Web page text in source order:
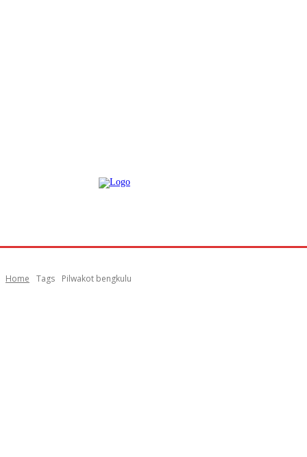
Home Tags Pilwakot bengkulu